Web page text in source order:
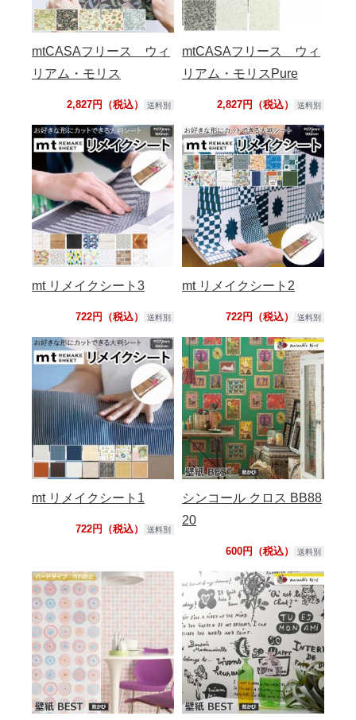
mtCASAフリース ウィ
リアム・モリス
2,827円（税込） 送料別
mtCASAフリース ウィ
リアム・モリスPure
2,827円（税込） 送料別
mt リメイクシート3
722円（税込） 送料別
mt リメイクシート2
722円（税込） 送料別
mt リメイクシート1
722円（税込） 送料別
シンコール クロス BB88
20
600円（税込） 送料別